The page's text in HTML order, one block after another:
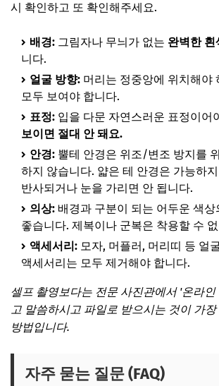
시 확인하고 또 확인해주세요.
배경: 그림자나 무늬가 없는 완벽한 흰
니다.
얼굴 방향: 머리는 정중앙에 위치해야
모두 보여야 합니다.
표정: 입을 다문 자연스러운 표정이어
보이면 절대 안 돼요.
안경: 뿔테 안경은 위조/변조 방지를
하지 않습니다. 얇은 테 안경은 가능하
반사되거나 눈을 가리면 안 됩니다.
의상: 배경과 구분이 되는 어두운 색상
좋습니다. 제복이나 군복은 착용할 수
액세서리: 모자, 머플러, 머리띠 등 얼
액세서리는 모두 제거해야 합니다.
셀프 촬영보다는 전문 사진관에서 '온라
고 말씀하시고 파일로 받으시는 것이 가
방법입니다.
자주 묻는 질문 (FAQ)